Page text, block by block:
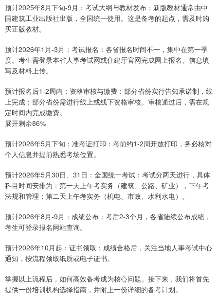
预计2025年8月下旬-9月：考试大纲与教材发布：新版教材通常由中
国建筑工业出版社出版，全国统一使用。这是备考的起点，需及时购
买正版教材。
预计2026年1月-3月：考试报名：各省报名时间不一，集中在第一季
度。考生需登录本省人事考试网或住建厅官网完成网上报名、信息填
写及材料上传。
预计报名后1-2周内：资格审核与缴费：部分省份实行告知承诺制，线
上完成；部分省份需进行线上或线下资格审核。审核通过后，需在规
定时间内完成缴费。
展开剩余86%
预计2026年5月下旬：准考证打印：考前约1-2周开放打印，务必核对
个人信息并提前熟悉考场位置。
预计2026年5月30日、31日：全国统一考试：考试分两天进行，具体
科目时间安排为：第一天上午考实务（建筑、公路、矿业），下午考
法规和管理；第二天上午考实务（机电、市政、水利水电）。
预计2026年8月-9月：成绩公布：考后2-3个月，各省陆续公布成绩，
考生可登录报名网站查询。
预计2026年10月起：证书领取：成绩合格后，关注当地人事考试中心
通知，按流程领取纸质或电子证书。
掌握以上流程后，如何高效备考成为核心问题。接下来，我们将首先
提供一份培训机构选择指南，并附上一份详细的备考计划。